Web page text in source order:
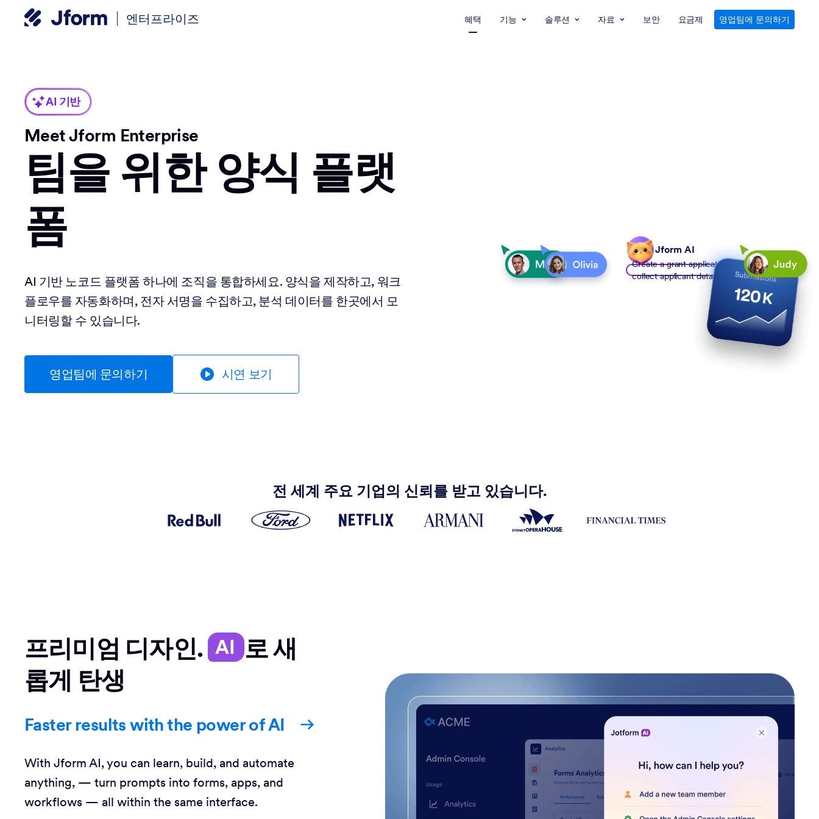
엔터프라이즈 혜택 기능 솔루션 자료 보안 요금제 영업팀에 문의하기
AI 기반
Meet Jform Enterprise
팀을 위한 양식 플랫
폼
AI 기반 노코드 플랫폼 하나에 조직을 통합하세요. 양식을 제작하고, 워크
플로우를 자동화하며, 전자 서명을 수집하고, 분석 데이터를 한곳에서 모
니터링할 수 있습니다.
영업팀에 문의하기 시연 보기
Jform AI
Create a grant application form to
collect applicant details
전 세계 주요 기업의 신뢰를 받고 있습니다.
프리미엄 디자인. AI 로 새
롭게 탄생
Faster results with the power of AI
With Jform AI, you can learn, build, and automate
anything, — turn prompts into forms, apps, and
workflows — all within the same interface.